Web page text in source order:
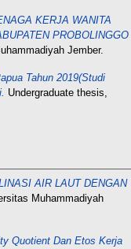
KERJA WANITA
PROBOLINGGO
Jember.
Tahun 2019(Studi
Undergraduate thesis,
AIR LAUT DENGAN
Muhammadiyah
Quotient Dan Etos Kerja